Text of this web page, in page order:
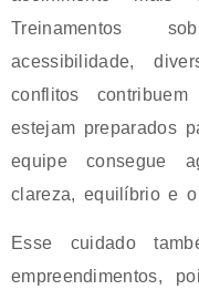
Treinamentos
acessibilidade,
conflitos
estejam preparados
equipe consegue
clareza, equilíbrio e
Esse cuidado
empreendimentos,